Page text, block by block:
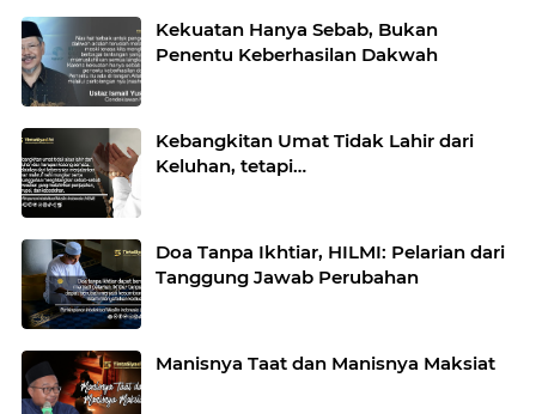
Kekuatan Hanya Sebab, Bukan
Penentu Keberhasilan Dakwah
Kebangkitan Umat Tidak Lahir dari
Keluhan, tetapi…
Doa Tanpa Ikhtiar, HILMI: Pelarian dari
Tanggung Jawab Perubahan
Manisnya Taat dan Manisnya Maksiat